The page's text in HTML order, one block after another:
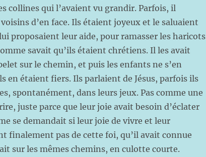
collines qui l’avaient vu grandir. Parfois, il
d’en face. Ils étaient joyeux et le saluaient
proposaient leur aide, pour ramasser les haricots
savait qu’ils étaient chrétiens. Il les avait
sur le chemin, et puis les enfants ne s’en
en étaient fiers. Ils parlaient de Jésus, parfois ils
spontanément, dans leurs jeux. Pas comme une
juste parce que leur joie avait besoin d’éclater
se demandait si leur joie de vivre et leur
finalement pas de cette foi, qu’il avait connue
sur les mêmes chemins, en culotte courte.